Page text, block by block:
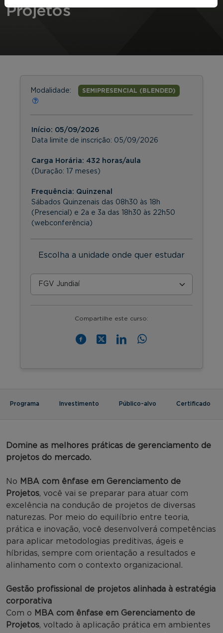
Projetos
Modalidade: SEMIPRESENCIAL (BLENDED)
Início: 05/09/2026
Data limite de inscrição: 05/09/2026
Carga Horária: 432 horas/aula
(Duração: 17 meses)
Frequência: Quinzenal
Sábados Quinzenais das 08h30 às 18h
(Presencial) e 2a e 3a das 18h30 às 22h50
(webconferência)
Escolha a unidade onde quer estudar
Compartilhe este curso:
Programa Investimento Público-alvo Certificado
Domine as melhores práticas de gerenciamento de
projetos do mercado.
No MBA com ênfase em Gerenciamento de
Projetos, você vai se preparar para atuar com
excelência na condução de projetos de diversas
naturezas. Por meio do equilíbrio entre teoria,
prática e inovação, você desenvolverá competências
para aplicar metodologias preditivas, ágeis e
híbridas, sempre com orientação a resultados e
alinhamento com o contexto organizacional.
Gestão profissional de projetos alinhada à estratégia
corporativa
Com o MBA com ênfase em Gerenciamento de
Projetos, voltado à aplicação prática em ambientes